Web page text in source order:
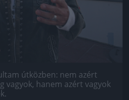
útközben: nem azért
vagyok, hanem azért vagyok